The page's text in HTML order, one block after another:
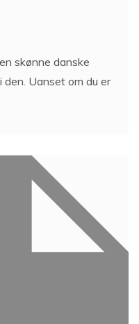
skønne danske
Uanset om du er